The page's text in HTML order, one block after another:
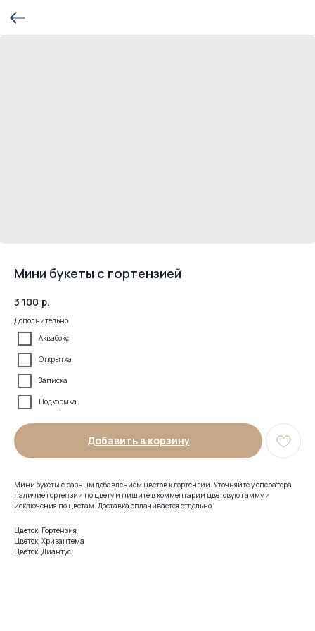
Мини букеты с гортензией
3 100 р.
Дополнительно
Аквабокс
Открытка
Записка
Подкормка
Добавить в корзину
Мини букеты с разным добавлением цветов к гортензии. Уточняйте у оператора
наличие гортензии по цвету и пишите в комментарии цветовую гамму и
исключения по цветам. Доставка оплачивается отдельно.
Цветок: Гортензия
Цветок: Хризантема
Цветок: Диантус